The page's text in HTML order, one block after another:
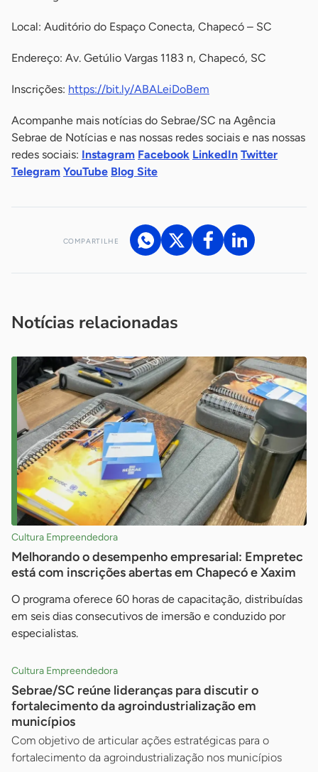
Local: Auditório do Espaço Conecta, Chapecó – SC
Endereço: Av. Getúlio Vargas 1183 n, Chapecó, SC
Inscrições: https://bit.ly/ABALeiDoBem
Acompanhe mais notícias do Sebrae/SC na Agência
Sebrae de Notícias e nas nossas redes sociais e nas nossas
redes sociais: Instagram Facebook LinkedIn Twitter
Telegram YouTube Blog Site
COMPARTILHE
Notícias relacionadas
Cultura Empreendedora
Melhorando o desempenho empresarial: Empretec
está com inscrições abertas em Chapecó e Xaxim
O programa oferece 60 horas de capacitação, distribuídas
em seis dias consecutivos de imersão e conduzido por
especialistas.
Cultura Empreendedora
Sebrae/SC reúne lideranças para discutir o
fortalecimento da agroindustrialização em
municípios
Com objetivo de articular ações estratégicas para o
fortalecimento da agroindustrialização nos municípios